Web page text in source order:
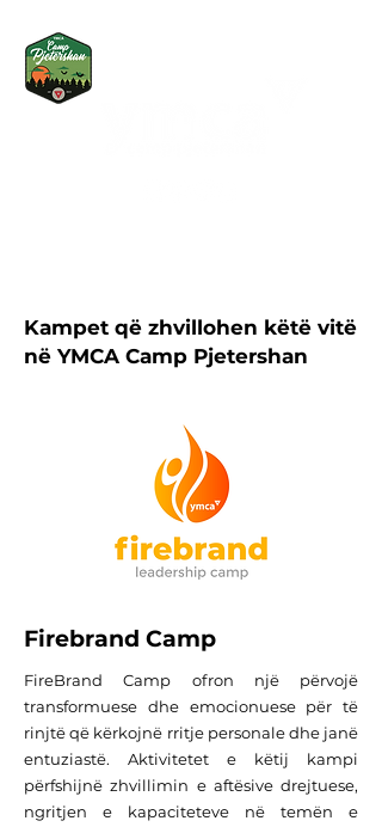
Kampet që zhvillohen këtë vitë
në YMCA Camp Pjetershan
Firebrand Camp
FireBrand Camp ofron një përvojë
transformuese dhe emocionuese për të
rinjtë që kërkojnë rritje personale dhe janë
entuziastë. Aktivitetet e këtij kampi
përfshijnë zhvillimin e aftësive drejtuese,
ngritjen e kapaciteteve në temën e